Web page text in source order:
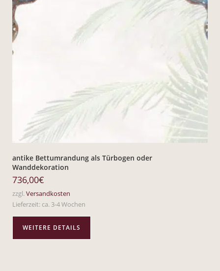
antike Bettumrandung als Türbogen oder
Wanddekoration
736,00€
zzgl.Versandkosten
Lieferzeit: ca. 3-4 Wochen
WEITERE DETAILS